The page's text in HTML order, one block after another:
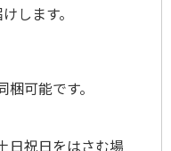
します。
可能です。
日祝日をはさむ場